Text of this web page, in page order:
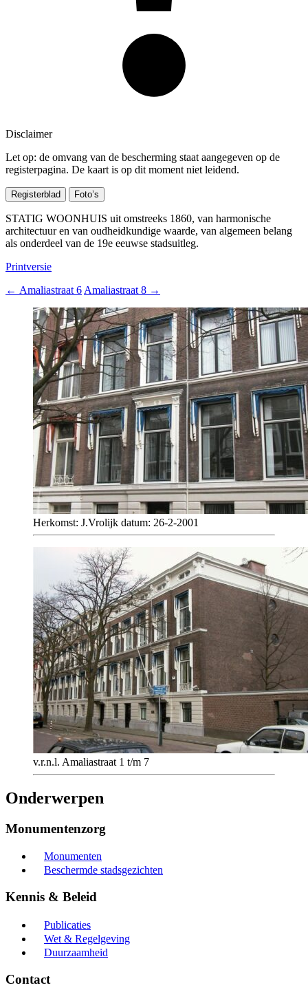
Disclaimer
Let op: de omvang van de bescherming staat aangegeven op de
registerpagina. De kaart is op dit moment niet leidend.
Registerblad Foto’s
STATIG WOONHUIS uit omstreeks 1860, van harmonische
architectuur en van oudheidkundige waarde, van algemeen belang
als onderdeel van de 19e eeuwse stadsuitleg.
Printversie
← Amaliastraat 6 Amaliastraat 8 →
Herkomst: J.Vrolijk datum: 26-2-2001
v.r.n.l. Amaliastraat 1 t/m 7
Onderwerpen
Monumentenzorg
Monumenten
Beschermde stadsgezichten
Kennis & Beleid
Publicaties
Wet & Regelgeving
Duurzaamheid
Contact